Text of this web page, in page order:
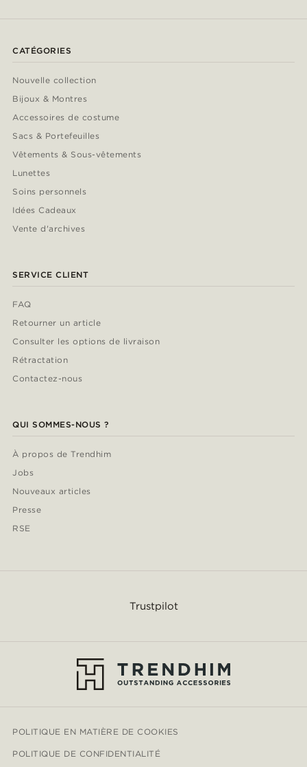
CATÉGORIES
Nouvelle collection
Bijoux & Montres
Accessoires de costume
Sacs & Portefeuilles
Vêtements & Sous-vêtements
Lunettes
Soins personnels
Idées Cadeaux
Vente d'archives
SERVICE CLIENT
FAQ
Retourner un article
Consulter les options de livraison
Rétractation
Contactez-nous
QUI SOMMES-NOUS ?
À propos de Trendhim
Jobs
Nouveaux articles
Presse
RSE
Trustpilot
POLITIQUE EN MATIÈRE DE COOKIES
POLITIQUE DE CONFIDENTIALITÉ